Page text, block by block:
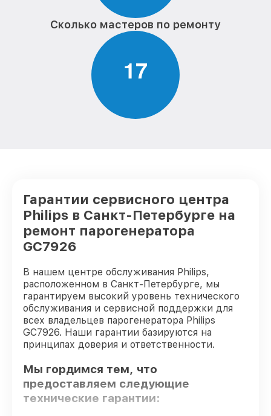
Сколько мастеров по ремонту
17
Гарантии сервисного центра
Philips в Санкт-Петербурге на
ремонт парогенератора
GC7926
В нашем центре обслуживания Philips,
расположенном в Санкт-Петербурге, мы
гарантируем высокий уровень технического
обслуживания и сервисной поддержки для
всех владельцев парогенератора Philips
GC7926. Наши гарантии базируются на
принципах доверия и ответственности.
Мы гордимся тем, что
предоставляем следующие
технические гарантии: